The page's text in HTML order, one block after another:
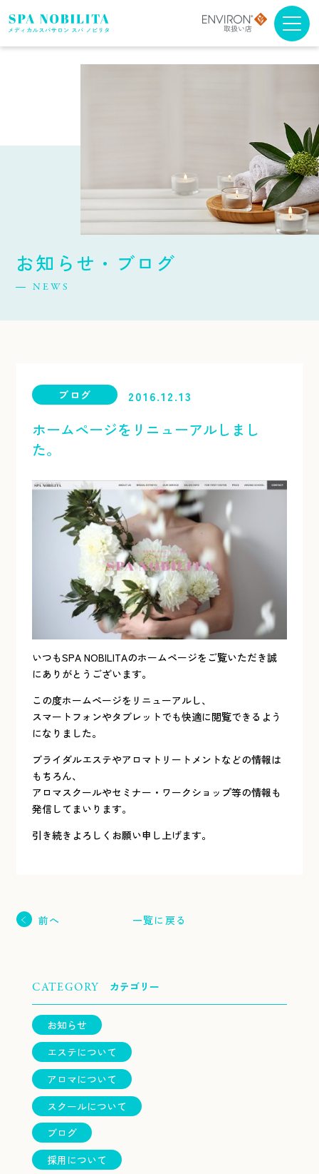
メニュー・料金
スパノビリタについて
取扱商品について
お知らせ・ブログ
NEWS
ブログ 2016.12.13
ホームページをリニューアルしまし
た。
いつもSPA NOBILITAのホームページをご覧いただき誠
にありがとうございます。
この度ホームページをリニューアルし、
スマートフォンやタブレットでも快適に閲覧できるよう
になりました。
ブライダルエステやアロマトリートメントなどの情報は
もちろん、
アロマスクールやセミナー・ワークショップ等の情報も
発信してまいります。
引き続きよろしくお願い申し上げます。
前へ 一覧に戻る
CATEGORY カテゴリー
お知らせ
エステについて
アロマについて
スクールについて
ブログ
採用について